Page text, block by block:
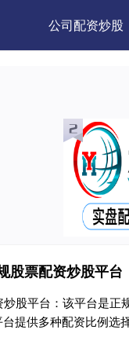
公司配资炒股
股票配资炒股平台
股平台：该平台是
提供多种配资比例选